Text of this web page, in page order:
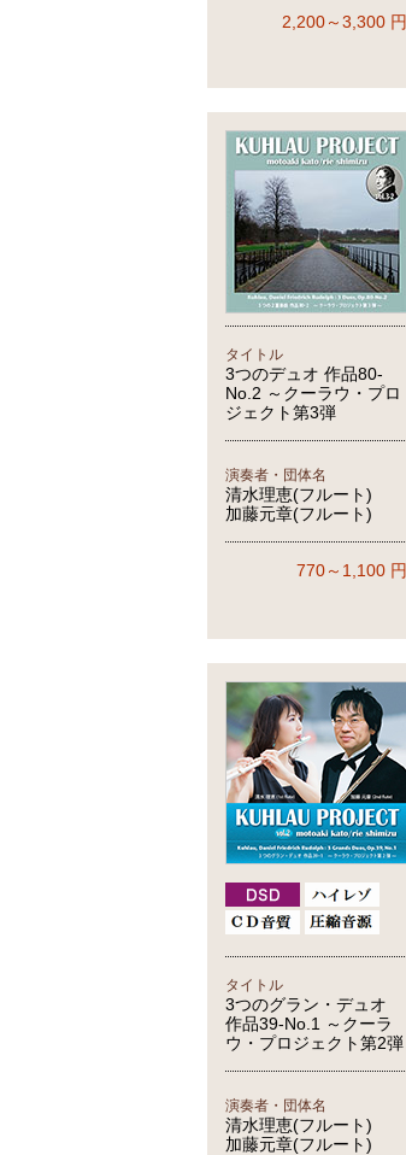
2,200～3,300 円
タイトル
3つのデュオ 作品80-
No.2 ～クーラウ・プロ
ジェクト第3弾
演奏者・団体名
清水理恵(フルート)
加藤元章(フルート)
770～1,100 円
タイトル
3つのグラン・デュオ
作品39-No.1 ～クーラ
ウ・プロジェクト第2弾
演奏者・団体名
清水理恵(フルート)
加藤元章(フルート)